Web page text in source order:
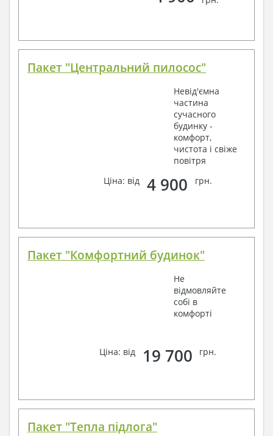
Пакет "Центральний пилосос"
Невід'ємна
частина
сучасного
будинку -
комфорт,
чистота і свіже
повітря
Ціна: від
4 900 грн.
Пакет "Комфортний будинок"
Не
відмовляйте
собі в
комфорті
Ціна: від 19 700 грн.
Пакет "Тепла підлога"